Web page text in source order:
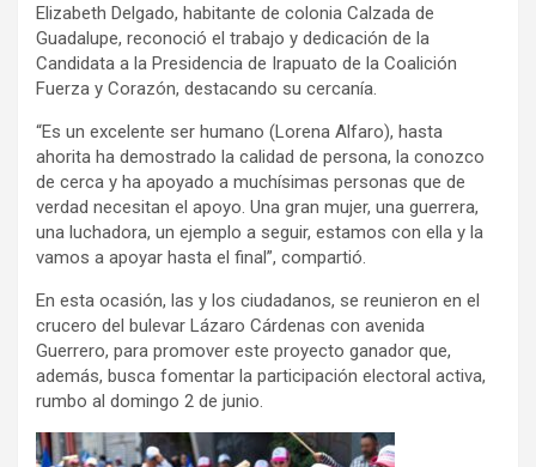
Elizabeth Delgado, habitante de colonia Calzada de
Guadalupe, reconoció el trabajo y dedicación de la
Candidata a la Presidencia de Irapuato de la Coalición
Fuerza y Corazón, destacando su cercanía.
“Es un excelente ser humano (Lorena Alfaro), hasta
ahorita ha demostrado la calidad de persona, la conozco
de cerca y ha apoyado a muchísimas personas que de
verdad necesitan el apoyo. Una gran mujer, una guerrera,
una luchadora, un ejemplo a seguir, estamos con ella y la
vamos a apoyar hasta el final”, compartió.
En esta ocasión, las y los ciudadanos, se reunieron en el
crucero del bulevar Lázaro Cárdenas con avenida
Guerrero, para promover este proyecto ganador que,
además, busca fomentar la participación electoral activa,
rumbo al domingo 2 de junio.